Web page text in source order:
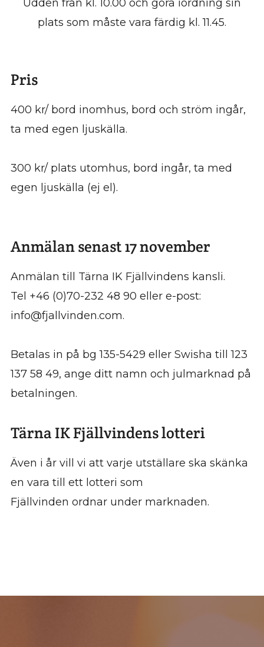
Udden från kl. 10.00 och göra iordning sin
plats som måste vara färdig kl. 11.45.
Pris
400 kr/ bord inomhus, bord och ström ingår,
ta med egen ljuskälla.
300 kr/ plats utomhus, bord ingår, ta med
egen ljuskälla (ej el).
Anmälan senast 17 november
Anmälan till Tärna IK Fjällvindens kansli.
Tel +46 (0)70-232 48 90 eller e-post:
info@fjallvinden.com.
Betalas in på bg 135-5429 eller Swisha till 123
137 58 49, ange ditt namn och julmarknad på
betalningen.
Tärna IK Fjällvindens lotteri
Även i år vill vi att varje utställare ska skänka
en vara till ett lotteri som
Fjällvinden ordnar under marknaden.